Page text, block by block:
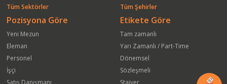
Tüm Sektörler
Tüm Şehirler
Pozisyona Göre
Yeni Mezun
Eleman
Personel
İşçi
Satış Danışmanı
Etikete Göre
Tam zamanlı
Yarı Zamanlı / Part-Time
Dönemsel
Sözleşmeli
Stajyer